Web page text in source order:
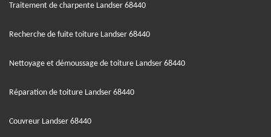
Traitement de charpente Landser 68440
Recherche de fuite toiture Landser 68440
Nettoyage et démoussage de toiture Landser 68440
Réparation de toiture Landser 68440
Couvreur Landser 68440